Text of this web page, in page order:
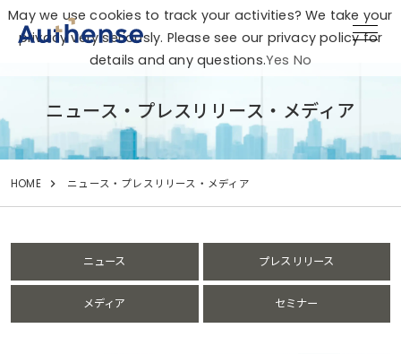
ニュース・プレスリリース・メディア
HOME ニュース・プレスリリース・メディア
ニュース プレスリリース
メディア セミナー
May we use cookies to track your activities? We take your
privacy very seriously. Please see our privacy policy for
details and any questions.Yes No